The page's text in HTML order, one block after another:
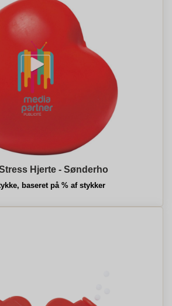
Hjerte - Sønderho
baseret på % af stykker